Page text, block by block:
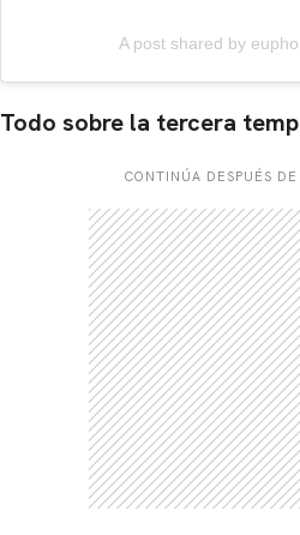
A post shared by
Todo sobre la tercera
CONTINÚA DESPUÉS
CARREGANDO